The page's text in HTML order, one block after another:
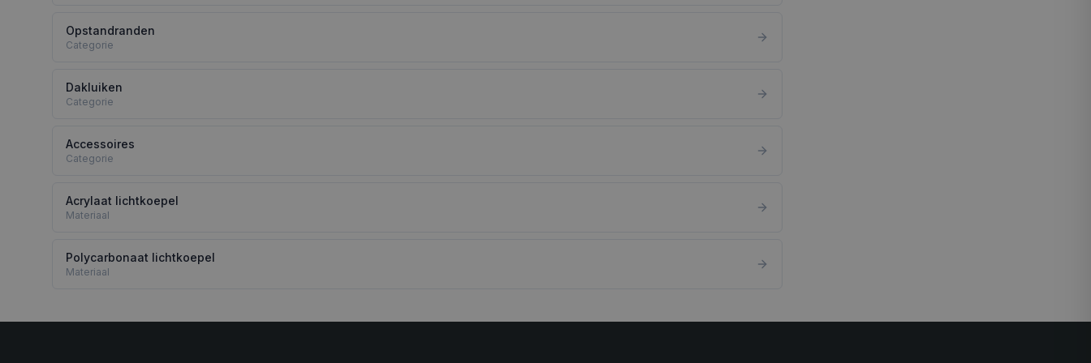
Opstandranden
Categorie
Dakluiken
Categorie
Accessoires
Categorie
Acrylaat lichtkoepel
Materiaal
Polycarbonaat lichtkoepel
Materiaal